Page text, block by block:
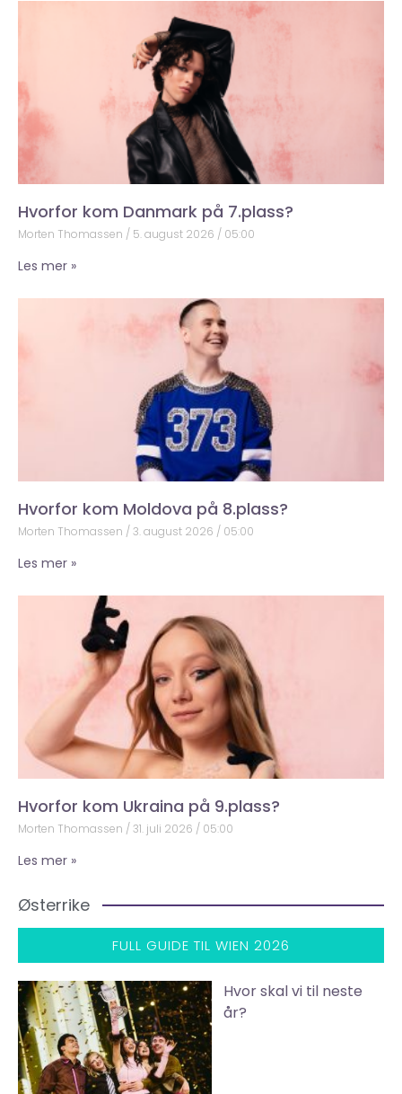
Hvorfor kom Danmark på 7.plass?
Morten Thomassen 5. august 2026 05:00
Les mer »
Hvorfor kom Moldova på 8.plass?
Morten Thomassen 3. august 2026 05:00
Les mer »
Hvorfor kom Ukraina på 9.plass?
Morten Thomassen 31. juli 2026 05:00
Les mer »
Østerrike
FULL GUIDE TIL WIEN 2026
Hvor skal vi til neste
år?